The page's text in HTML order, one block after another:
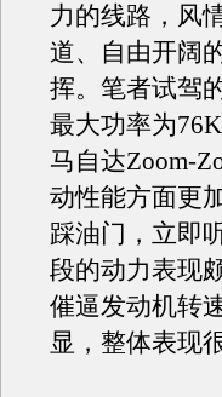
力的线路，风
道、自由开阔
挥。笔者试驾
最大功率为
马自达Zoom-
动性能方面更
踩油门，立即
段的动力表现
催逼发动机转
显，整体表现